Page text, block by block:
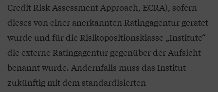
Credit Risk Assessment Approach, ECRA), sofern
dieses von einer anerkannten Ratingagentur geratet
wurde und für die Risikopositionsklasse „Institute“
die externe Ratingagentur gegenüber der Aufsicht
benannt wurde. Andernfalls muss das Institut
zukünftig mit dem standardisierten